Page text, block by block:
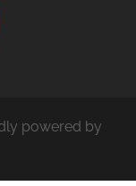
powered by